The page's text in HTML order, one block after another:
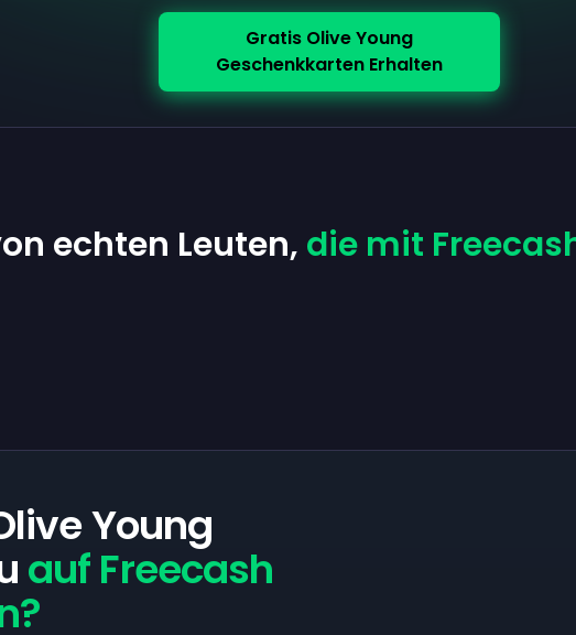
Gratis Olive Young
Geschenkkarten Erhalten
echten Leuten, die mit
Young
auf Freecash